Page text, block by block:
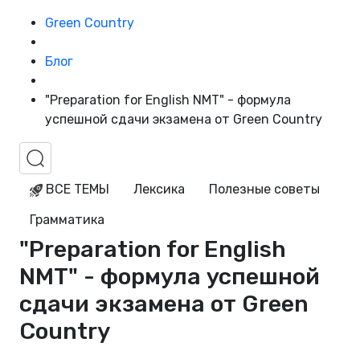
Green Country
Блог
"Preparation for English NMT" - формула
успешной сдачи экзамена от Green Country
ВСЕ ТЕМЫ Лексика
Полезные советы
Грамматика
"Preparation for English
NMT" - формула успешной
сдачи экзамена от Green
Country